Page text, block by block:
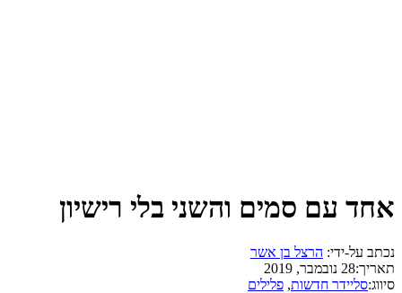
אחד עם סמים והשני בלי רישיון
נכתב על-ידי: הרצל בן אשר
תאריך:28 נובמבר, 2019
סיווג:סליידר חדשות, פלילים